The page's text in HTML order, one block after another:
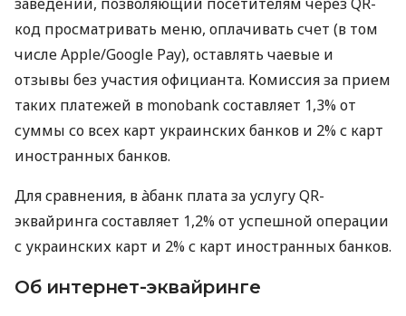
код просматривать меню, оплачивать счет (в том
числе Apple/Google Pay), оставлять чаевые и
отзывы без участия официанта. Комиссия за прием
таких платежей в monobank составляет 1,3% от
суммы со всех карт украинских банков и 2% с карт
иностранных банков.
Для сравнения, в àбанк плата за услугу QR-
эквайринга составляет 1,2% от успешной операции
с украинских карт и 2% с карт иностранных банков.
Об интернет-эквайринге